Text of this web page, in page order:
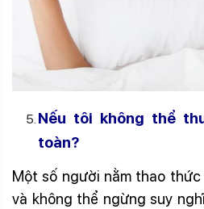
Nếu tôi không thể
toàn?
Một số người nằm thao
và không thể ngừng suy